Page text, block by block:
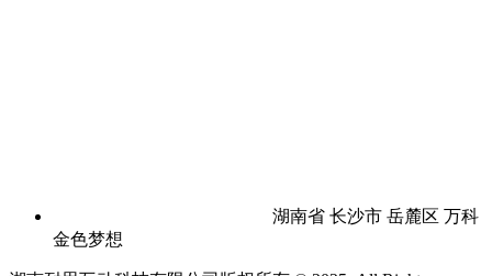
湖南省 长沙市 岳麓区 万科
金色梦想